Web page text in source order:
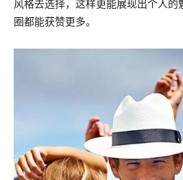
风格去选择，这样更能展现出个人的
圈都能获赞更多。